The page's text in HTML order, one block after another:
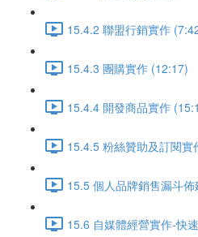
15.4.2 聯盟行銷實作
15.4.3 團購實作 (12:17)
15.4.4 開發商品實作
15.4.5 粉絲贊助及訂閱實
15.5 個人品牌銷售漏斗
15.6 自媒體經營實作-快